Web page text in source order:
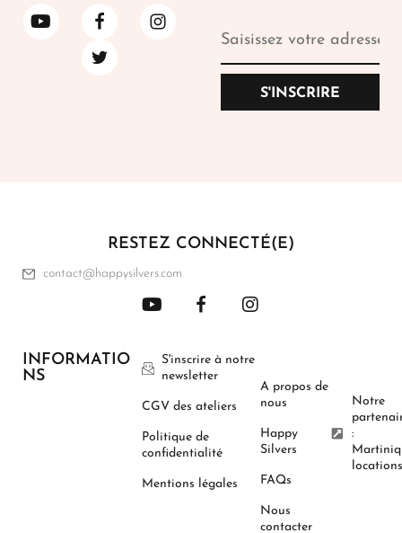
S'INSCRIRE
RESTEZ CONNECTÉ(E)
contact@happysilvers.com
INFORMATIO
NS
S'inscrire à notre
newsletter
CGV des ateliers
Politique de
confidentialité
Mentions légales
A propos de
nous
Happy
Silvers
FAQs
Nous
contacter
Notre
: